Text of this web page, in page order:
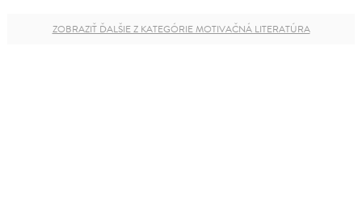
ZOBRAZIŤ ĎALŠIE Z KATEGÓRIE MOTIVAČNÁ LITERATÚRA